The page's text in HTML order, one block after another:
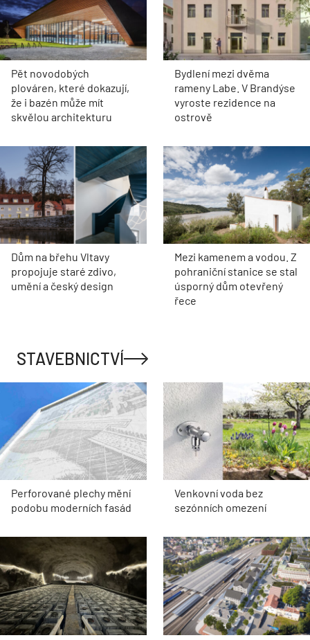
Pět novodobých
plováren, které dokazují,
že i bazén může mít
skvělou architekturu
Bydlení mezi dvěma
rameny Labe. V Brandýse
vyroste rezidence na
ostrově
Dům na břehu Vltavy
propojuje staré zdivo,
umění a český design
Mezi kamenem a vodou. Z
pohraniční stanice se stal
úsporný dům otevřený
řece
STAVEBNICTVÍ
Perforované plechy mění
podobu moderních fasád
Venkovní voda bez
sezónních omezení